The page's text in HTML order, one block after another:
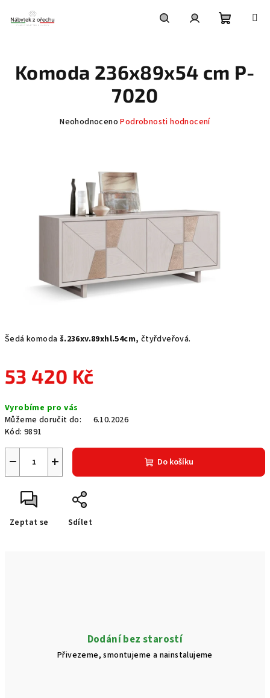
obsah
košík
Šedá komoda š.236xv.89xhl.54cm, čtyřdveřová.
53 420 Kč
cena:
Vyrobíme pro vás
Můžeme doručit do:
6.10.2026
Kód: 9891
+
− Do košíku
Zeptat se Sdílet
Komoda 236x89x54 cm P-
7020
Průměrné
hvězdiček.
Neohodnoceno Podrobnosti hodnocení
Dodání bez starostí
Přivezeme, smontujeme a nainstalujeme